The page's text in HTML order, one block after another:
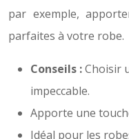
par exemple,
parfaites à votre robe.
Conseils :Choisir
impeccable.
Apporte une
Idéal pour les